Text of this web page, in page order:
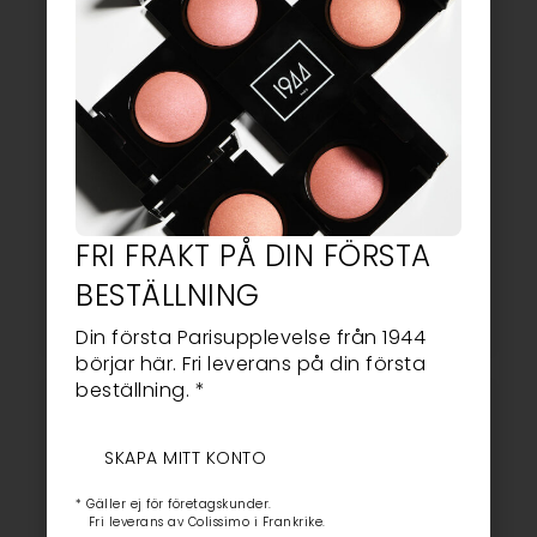
DET IKONISKA TRION
69,85EUR 59,38EUR
ADD TO CART
SET MED 2 EYELINERS |
1944 PARIS | SVART &
ELEGANT BRUNT –10 %
LÄGG I VARUKORG
FRI FRAKT PÅ DIN FÖRSTA
BESTÄLLNING
Din första Parisupplevelse från 1944
börjar här. Fri leverans på din första
beställning. *
SKAPA MITT KONTO
* Gäller ej för företagskunder.
Fri leverans av Colissimo i Frankrike.